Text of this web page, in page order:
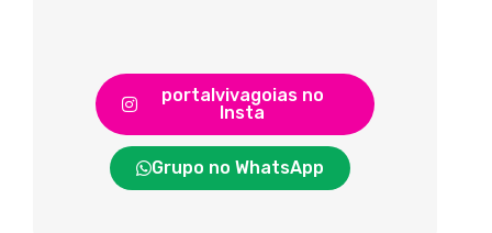
portalvivagoias no
Insta
Grupo no WhatsApp